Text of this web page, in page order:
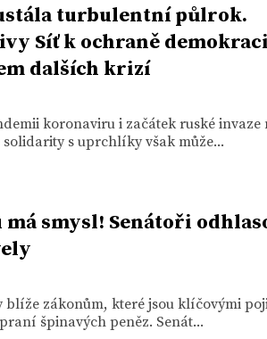
turbulentní půlrok.
Síť k ochraně
dalších krizí
koronaviru i začátek ruské invaze
s uprchlíky však může...
smysl! Senátoři
blíže zákonům, které jsou klíčovými
špinavých peněz. Senát...